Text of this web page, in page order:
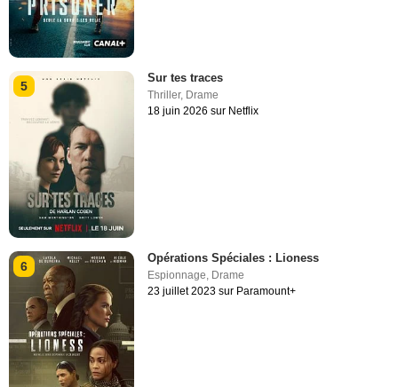
5
Sur tes traces
Thriller, Drame
18 juin 2026 sur Netflix
6
Opérations Spéciales : Lioness
Espionnage, Drame
23 juillet 2023 sur Paramount+